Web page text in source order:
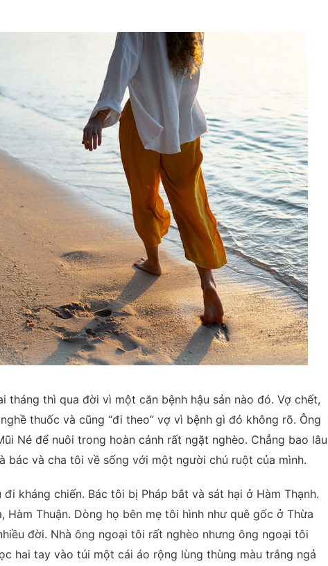
tháng thì qua đời vì một căn bệnh hậu sản nào đó. Vợ chết,
thuốc và cũng “đi theo” vợ vì bệnh gì đó không rõ. Ông
Né để nuôi trong hoàn cảnh rất ngặt nghèo. Chẳng bao lâu
bác và cha tôi về sống với một người chú ruột của mình.
kháng chiến. Bác tôi bị Pháp bắt và sát hại ở Hàm Thạnh.
Hàm Thuận. Dòng họ bên mẹ tôi hình như quê gốc ở Thừa
đời. Nhà ông ngoại tôi rất nghèo nhưng ông ngoại tôi
hai tay vào túi một cái áo rộng lùng thùng màu trắng ngả